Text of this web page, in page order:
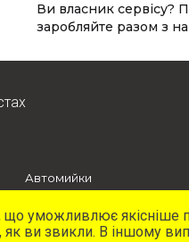
Ви власник сервісу?
заробляйте разом з
Автомийки
Софт для СТО
що уможливлює якісніше
як ви звикли. В іншому